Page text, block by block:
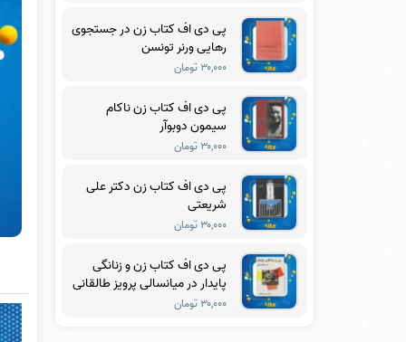
پی دی اف کتاب زن در جستجوی
رهایی ورنر تونسن
۳۰,۰۰۰ تومان
پی دی اف کتاب زن ناکام
سیمون دوبوآر
۳۰,۰۰۰ تومان
پی دی اف کتاب زن دکتر علی
شریعتی
۳۰,۰۰۰ تومان
پی دی اف کتاب زن و زنانگی
پایدار در میانسالی پرویز طالقانی
۳۰,۰۰۰ تومان